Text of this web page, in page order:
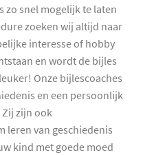
zo snel mogelijk te laten
zoeken wij altijd naar
interesse of hobby
en wordt de bijles
Onze bijlescoaches
en een persoonlijk
zijn ook
leren van geschiedenis
kind met goede moed